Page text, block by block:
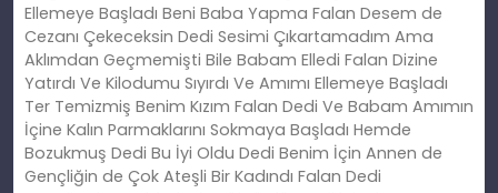
Ellemeye Başladı Beni Baba Yapma Falan Desem de
Cezanı Çekeceksin Dedi Sesimi Çıkartamadım Ama
Aklımdan Geçmemişti Bile Babam Elledi Falan Dizine
Yatırdı Ve Kilodumu Sıyırdı Ve Amımı Ellemeye Başladı
Ter Temizmiş Benim Kızım Falan Dedi Ve Babam Amımın
İçine Kalın Parmaklarını Sokmaya Başladı Hemde
Bozukmuş Dedi Bu İyi Oldu Dedi Benim İçin Annen de
Gençliğin de Çok Ateşli Bir Kadındı Falan Dedi